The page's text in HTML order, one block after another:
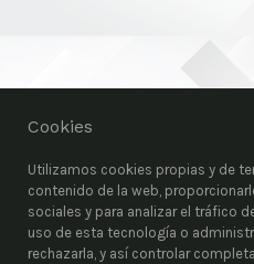
Cookies
Utilizamos cookies propias y de
contenido de la web,
sociales y para analizar el tráfico
uso de esta tecnología o
rechazarla, y así controlar